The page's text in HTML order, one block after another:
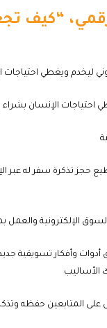
“كيف
ليخدم ويغطي احتياجات
الإنسان بشراء
حجز تذكرة سفر له عبر
الإلكترونية والعمل
أدوات وأفكار تسويقية
الأساليب
المتابعين حفظه